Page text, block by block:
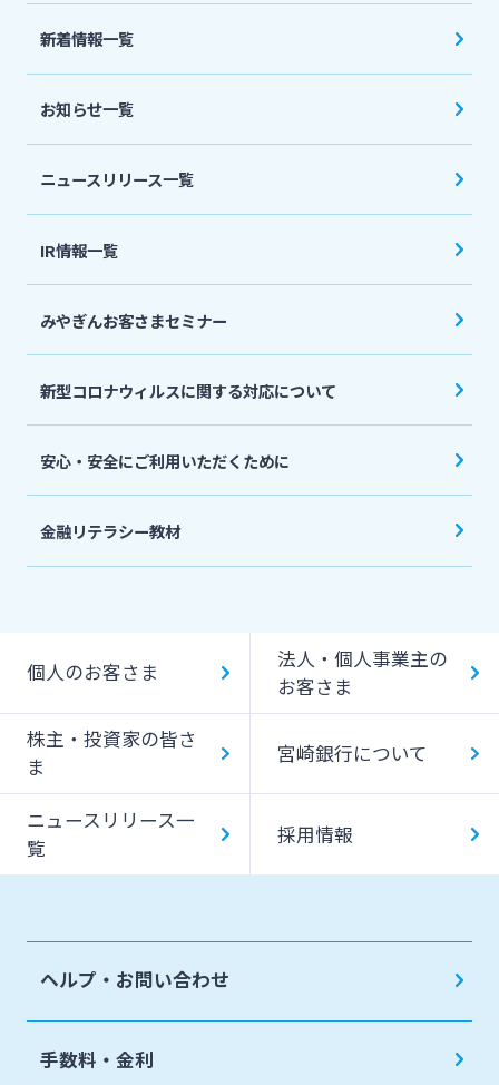
法人・個人事業主のお客さま
宮崎銀行について
ニュースリリース一覧
採用情報
お問い合わせ先一覧
新着情報一覧
お知らせ一覧
ニュースリリース一覧
IR情報一覧
みやぎんお客さまセミナー
新型コロナウィルスに関する対応について
安心・安全にご利用いただくために
金融リテラシー教材
個人のお客さま
法人・個人事業主の
お客さま
株主・投資家の皆さ
ま
宮崎銀行について
ニュースリリース一
覧
採用情報
ヘルプ・お問い合わせ
手数料・金利